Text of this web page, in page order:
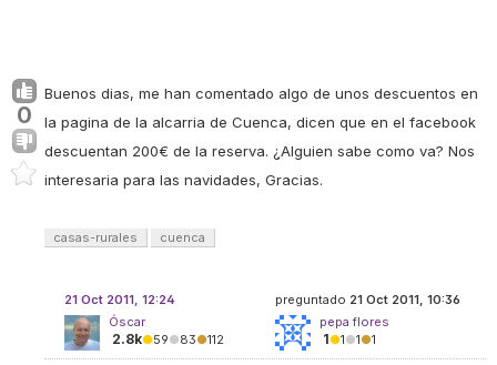
0
Buenos dias, me han comentado algo de unos descuentos en
la pagina de la alcarria de Cuenca, dicen que en el facebook
descuentan 200€ de la reserva. ¿Alguien sabe como va? Nos
interesaria para las navidades, Gracias.
casas-rurales cuenca
preguntado 21 Oct 2011, 10:36
pepa flores
1●1●1●1
21 Oct 2011, 12:24
Óscar
2.8k●59●83●112